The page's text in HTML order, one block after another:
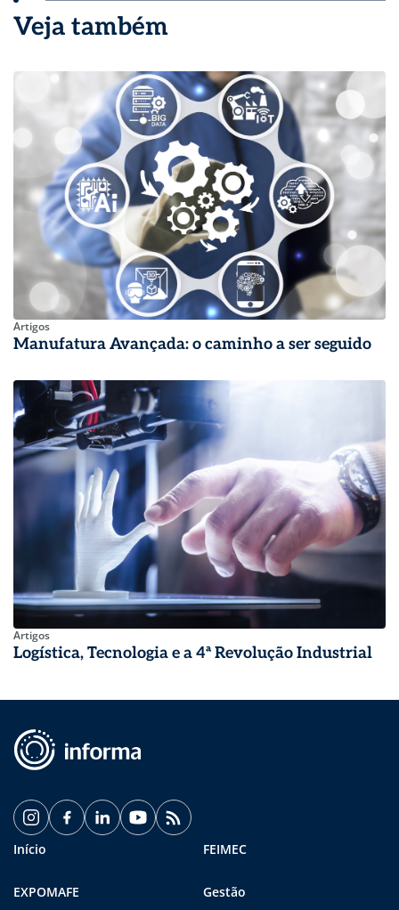
Veja também
Artigos
Manufatura Avançada: o caminho a ser seguido
Artigos
Logística, Tecnologia e a 4ª Revolução Industrial
Início FEIMEC
EXPOMAFE Gestão